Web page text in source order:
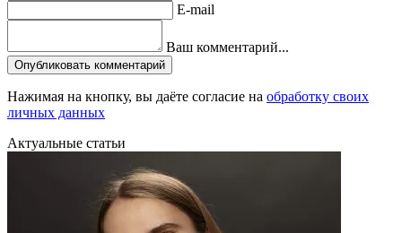
E-mail
Ваш комментарий...
Опубликовать комментарий
Нажимая на кнопку, вы даёте согласие на обработку своих
личных данных
Актуальные статьи